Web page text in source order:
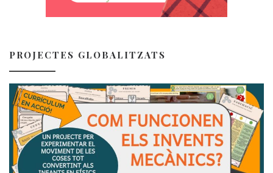
PROJECTES GLOBALITZATS